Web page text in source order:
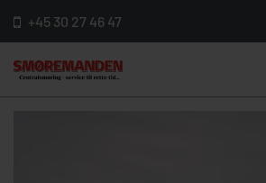
+45 30 27 46 47